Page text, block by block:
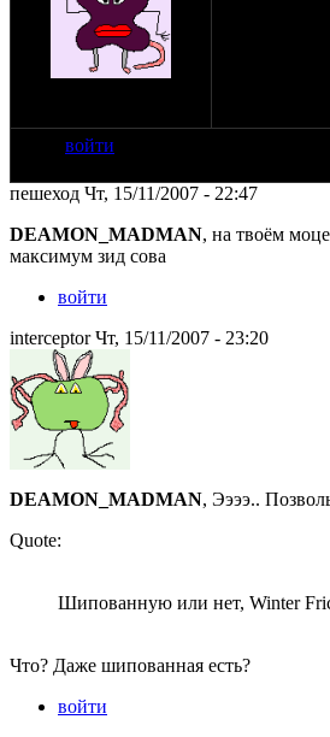
войти
пешеход Чт, 15/11/2007 - 22:47
DEAMON_MADMAN, на твоём
максимум зид сова
войти
interceptor Чт, 15/11/2007 - 23:20
DEAMON_MADMAN, Ээээ..
Quote:
Шипованную или нет, Winter
Что? Даже шипованная есть?
войти